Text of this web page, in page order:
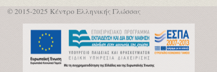
© 2015-2025 Κέντρο Ελληνικής Γλώσσας